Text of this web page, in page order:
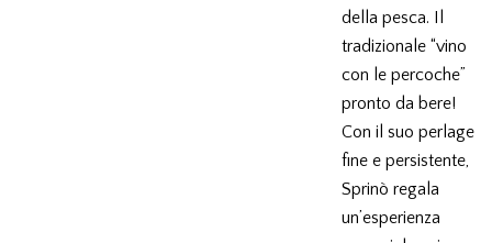
della pesca. Il
tradizionale “vino
con le percoche”
pronto da bere!
Con il suo perlage
fine e persistente,
Sprinò regala
un’esperienza